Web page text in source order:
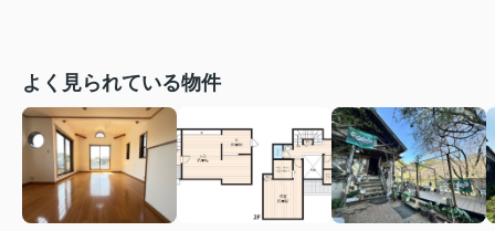
よく見られている物件